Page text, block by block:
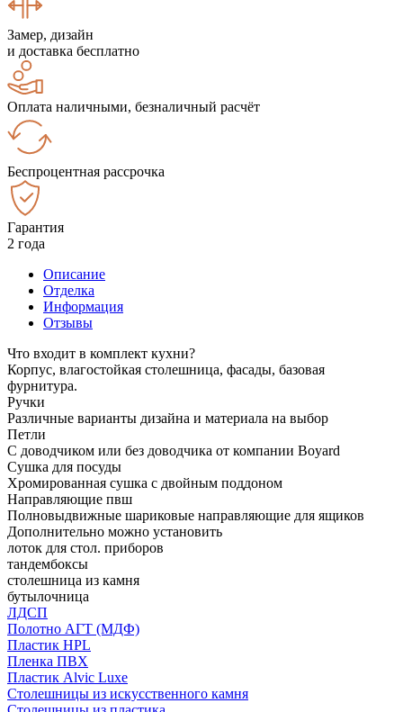
Замер, дизайн
и доставка бесплатно
Оплата наличными, безналичный расчёт
Беспроцентная рассрочка
Гарантия
2 года
Описание
Отделка
Информация
Отзывы
Что входит в комплект кухни?
Корпус, влагостойкая столешница, фасады, базовая
фурнитура.
Ручки
Различные варианты дизайна и материала на выбор
Петли
С доводчиком или без доводчика от компании Boyard
Сушка для посуды
Хромированная сушка с двойным поддоном
Направляющие пвш
Полновыдвижные шариковые направляющие для ящиков
Дополнительно можно установить
лоток для стол. приборов
тандембоксы
столешница из камня
бутылочница
ЛДСП
Полотно АГТ (МДФ)
Пластик HPL
Пленка ПВХ
Пластик Alvic Luxe
Столешницы из искусственного камня